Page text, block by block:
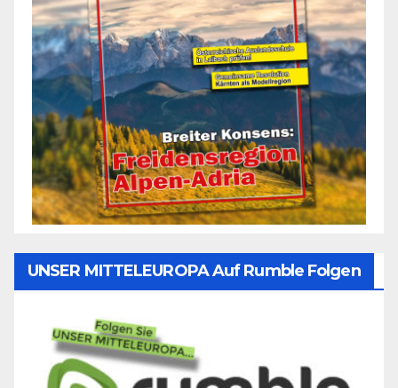
UNSER MITTELEUROPA Auf Rumble Folgen